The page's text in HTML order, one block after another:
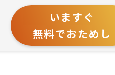
いますぐ
無料でおためし